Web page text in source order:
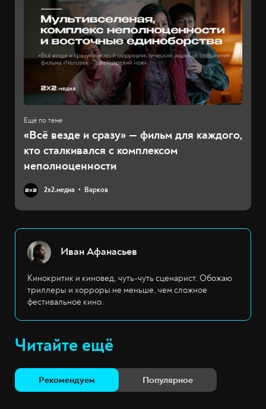
«Всё везде и сразу» — фильм для каждого,
кто сталкивался с комплексом
неполноценности
2х2.медиа Варков
Иван Афанасьев
Кинокритик и киновед, чуть-чуть сценарист. Обожаю
триллеры и хорроры не меньше, чем сложное
фестивальное кино.
Читайте ещё
Рекомендуем Популярное